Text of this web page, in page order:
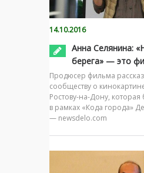
14.10.2016
Анна Селянина:
берега» — это
Продюсер фильма
сообществу о
Ростову-на-Дону, которая
в рамках «Кода города»
— newsdelo.com